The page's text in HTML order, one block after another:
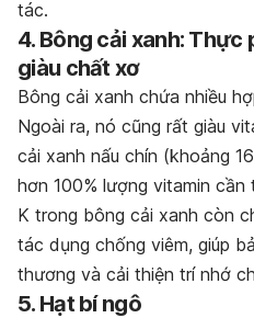
tác.
4. Bông cải xanh: Thực
giàu chất xơ
Bông cải xanh chứa nhiều
Ngoài ra, nó cũng rất giàu
cải xanh nấu chín (khoảng
hơn 100% lượng vitamin cần
K trong bông cải xanh còn
tác dụng chống viêm, giúp
thương và cải thiện trí nhớ
5. Hạt bí ngô